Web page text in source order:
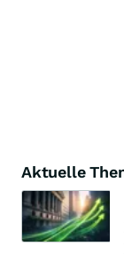
Aktuelle